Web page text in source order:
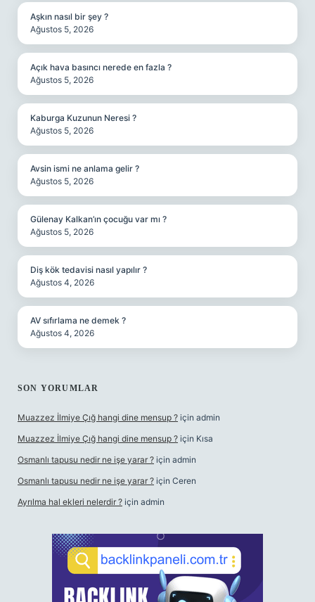
Aşkın nasıl bir şey ?
Ağustos 5, 2026
Açık hava basıncı nerede en fazla ?
Ağustos 5, 2026
Kaburga Kuzunun Neresi ?
Ağustos 5, 2026
Avsin ismi ne anlama gelir ?
Ağustos 5, 2026
Gülenay Kalkan’ın çocuğu var mı ?
Ağustos 5, 2026
Diş kök tedavisi nasıl yapılır ?
Ağustos 4, 2026
AV sıfırlama ne demek ?
Ağustos 4, 2026
SON YORUMLAR
Muazzez İlmiye Çığ hangi dine mensup ? için admin
Muazzez İlmiye Çığ hangi dine mensup ? için Kısa
Osmanlı tapusu nedir ne işe yarar ? için admin
Osmanlı tapusu nedir ne işe yarar ? için Ceren
Ayrılma hal ekleri nelerdir ? için admin